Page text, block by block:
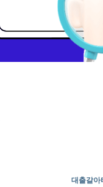
대출갈아